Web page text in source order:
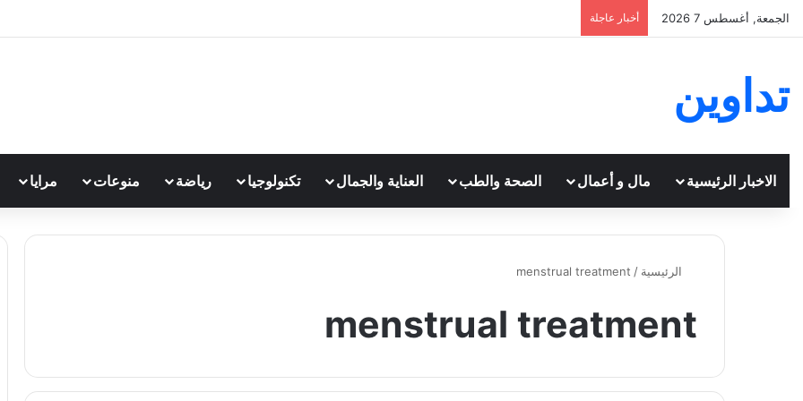
الجمعة, أغسطس 7 2026 أخبار عاجلة
تداوين
الاخبار الرئيسية مال و أعمال الصحة والطب العناية والجمال تكنولوجيا رياضة منوعات مرايا
الرئيسية /
menstrual treatment
menstrual treatment